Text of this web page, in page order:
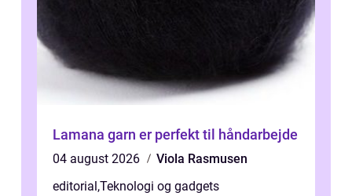
Lamana garn er perfekt til håndarbejde
04 august 2026
Viola Rasmusen
editorial,Teknologi og gadgets